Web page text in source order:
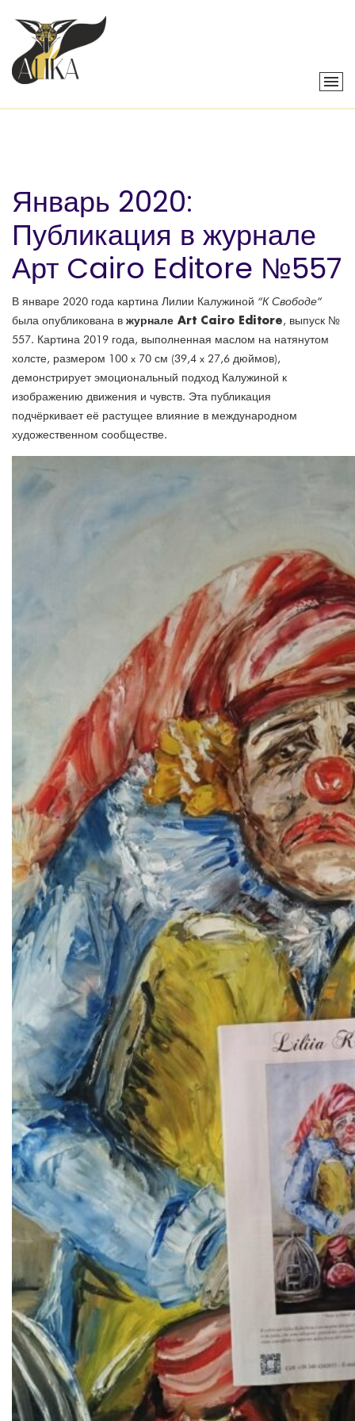
Январь 2020:
Публикация в журнале
Арт Cairo Editore №557
В январе 2020 года картина Лилии Калужиной “К Свободе”
была опубликована в журнале Art Cairo Editore, выпуск №
557. Картина 2019 года, выполненная маслом на натянутом
холсте, размером 100 x 70 см (39,4 x 27,6 дюймов),
демонстрирует эмоциональный подход Калужиной к
изображению движения и чувств. Эта публикация
подчёркивает её растущее влияние в международном
художественном сообществе.